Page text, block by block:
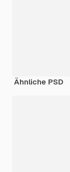
Ähnliche PSD